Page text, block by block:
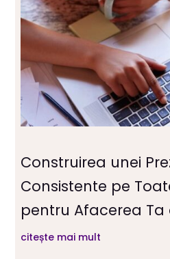
Construirea unei
Consistente pe
pentru Afacerea Ta
citește mai mult